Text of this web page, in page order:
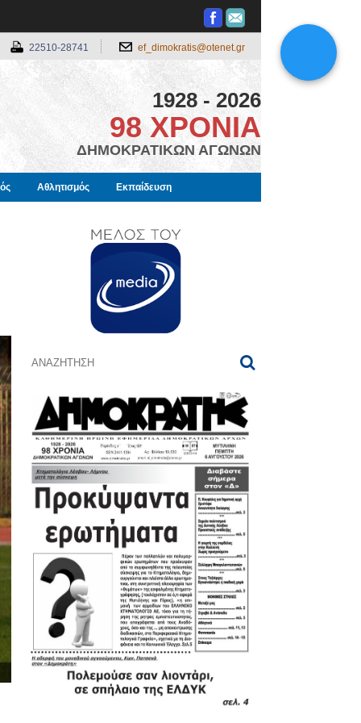
22510-28741 ef_dimokratis@otenet.gr
1928 - 2026
98 ΧΡΟΝΙΑ
ΔΗΜΟΚΡΑΤΙΚΩΝ ΑΓΩΝΩΝ
Αθλητισμός Εκπαίδευση